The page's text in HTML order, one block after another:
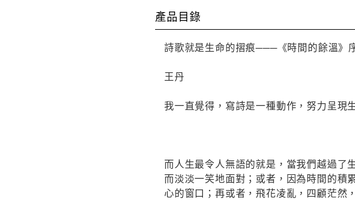
產品目錄
詩歌就是生命的摺痕───《時間的餘溫》
王丹
我一直覺得，寫詩是一種動作，努力呈現
而人生最令人無語的就是，當我們越過了
而淡淡一笑地面對；或者，因為時間的積
心的窗口；再或者，飛花凌亂，四顧茫然